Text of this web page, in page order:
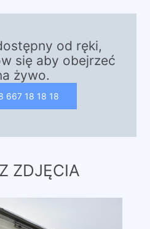
od ręki,
się aby obejrzeć
żywo.
667 18 18 18
ZDJĘCIA